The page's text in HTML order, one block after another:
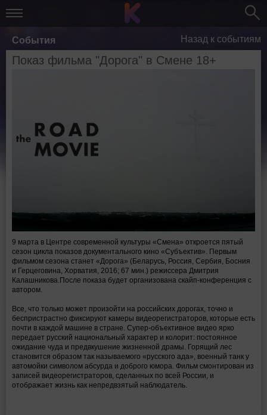
События Назад к событиям
Показ фильма "Дорога" в Смене 18+
9 марта в Центре современной культуры «Смена» откроется пятый
сезон цикла показов документального кино «Субъектив». Первым
фильмом сезона станет «Дорога» (Беларусь, Россия, Сербия, Босния
и Герцеговина, Хорватия, 2016; 67 мин.) режиссера Дмитрия
Калашникова. После показа будет организована скайп-конференция с
автором.
Все, что только может произойти на российских дорогах, точно и
беспристрастно фиксируют камеры видеорегистраторов, которые есть
почти в каждой машине в стране. Супер-объективное видео ярко
передает русский национальный характер и колорит: постоянное
ожидание чуда и предвкушение жизненной драмы. Горящий лес
становится образом так называемого «русского ада», военный танк у
автомойки символом абсурда и доброго юмора. Фильм смонтирован из
записей видеорегистраторов, сделанных по всей России, и
отображает жизнь как непредвзятый наблюдатель.